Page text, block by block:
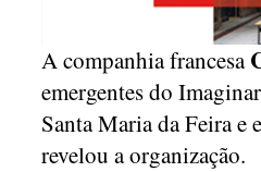
A companhia francesa
emergentes do
Santa Maria da Feira e
revelou a organização.